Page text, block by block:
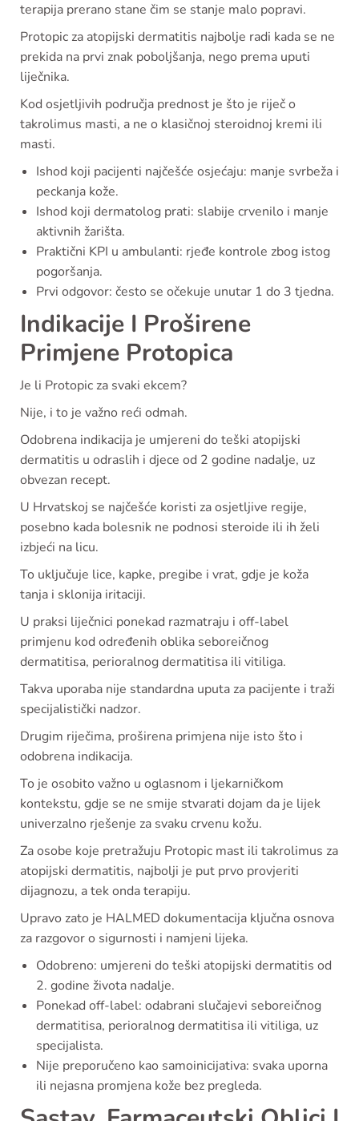
terapija prerano stane čim se stanje malo popravi.
Protopic za atopijski dermatitis najbolje radi kada se ne
prekida na prvi znak poboljšanja, nego prema uputi
liječnika.
Kod osjetljivih područja prednost je što je riječ o
takrolimus masti, a ne o klasičnoj steroidnoj kremi ili
masti.
Ishod koji pacijenti najčešće osjećaju: manje svrbeža i
peckanja kože.
Ishod koji dermatolog prati: slabije crvenilo i manje
aktivnih žarišta.
Praktični KPI u ambulanti: rjeđe kontrole zbog istog
pogoršanja.
Prvi odgovor: često se očekuje unutar 1 do 3 tjedna.
Indikacije I Proširene
Primjene Protopica
Je li Protopic za svaki ekcem?
Nije, i to je važno reći odmah.
Odobrena indikacija je umjereni do teški atopijski
dermatitis u odraslih i djece od 2 godine nadalje, uz
obvezan recept.
U Hrvatskoj se najčešće koristi za osjetljive regije,
posebno kada bolesnik ne podnosi steroide ili ih želi
izbjeći na licu.
To uključuje lice, kapke, pregibe i vrat, gdje je koža
tanja i sklonija iritaciji.
U praksi liječnici ponekad razmatraju i off-label
primjenu kod određenih oblika seboreičnog
dermatitisa, perioralnog dermatitisa ili vitiliga.
Takva uporaba nije standardna uputa za pacijente i traži
specijalistički nadzor.
Drugim riječima, proširena primjena nije isto što i
odobrena indikacija.
To je osobito važno u oglasnom i ljekarničkom
kontekstu, gdje se ne smije stvarati dojam da je lijek
univerzalno rješenje za svaku crvenu kožu.
Za osobe koje pretražuju Protopic mast ili takrolimus za
atopijski dermatitis, najbolji je put prvo provjeriti
dijagnozu, a tek onda terapiju.
Upravo zato je HALMED dokumentacija ključna osnova
za razgovor o sigurnosti i namjeni lijeka.
Odobreno: umjereni do teški atopijski dermatitis od
2. godine života nadalje.
Ponekad off-label: odabrani slučajevi seboreičnog
dermatitisa, perioralnog dermatitisa ili vitiliga, uz
specijalista.
Nije preporučeno kao samoinicijativa: svaka uporna
ili nejasna promjena kože bez pregleda.